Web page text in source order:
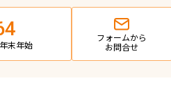
末年始
フォームから
お問合せ